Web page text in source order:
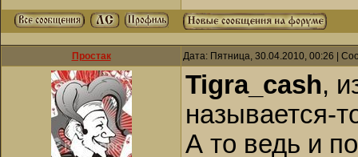
Простак Дата: Пятница, 30.04.2010, 00:26 |
Tigra_cash,
называется-
А то ведь и